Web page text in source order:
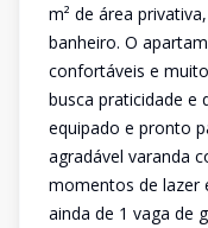
m² de área
banheiro. O
confortáveis e
busca praticidade e
equipado e pronto
agradável varanda
momentos de lazer
ainda de 1 vaga de